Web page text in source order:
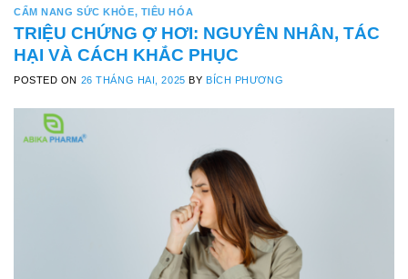
CẨM NANG SỨC KHỎE, TIÊU HÓA
TRIỆU CHỨNG Ợ HƠI: NGUYÊN NHÂN, TÁC
HẠI VÀ CÁCH KHẮC PHỤC
POSTED ON 26 THÁNG HAI, 2025 BY BÍCH PHƯƠNG